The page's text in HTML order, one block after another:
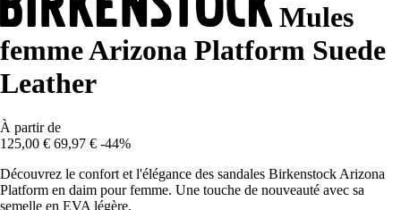
Mules
femme Arizona Platform Suede
Leather
À partir de
125,00 € 69,97 € -44%
Découvrez le confort et l'élégance des sandales Birkenstock Arizona
Platform en daim pour femme. Une touche de nouveauté avec sa
semelle en EVA légère.